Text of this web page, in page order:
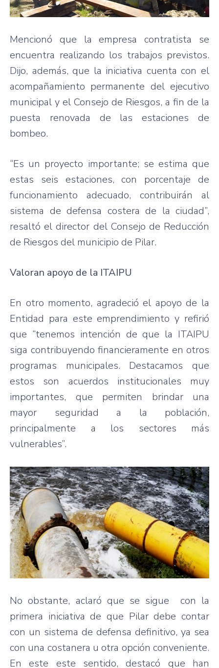
Mencionó que la empresa contratista se
encuentra realizando los trabajos previstos.
Dijo, además, que la iniciativa cuenta con el
acompañamiento permanente del ejecutivo
municipal y el Consejo de Riesgos, a fin de la
puesta renovada de las estaciones de
bombeo.
“Es un proyecto importante; se estima que
estas seis estaciones, con porcentaje de
funcionamiento adecuado, contribuirán al
sistema de defensa costera de la ciudad”,
resaltó el director del Consejo de Reducción
de Riesgos del municipio de Pilar.
Valoran apoyo de la ITAIPU
En otro momento, agradeció el apoyo de la
Entidad para este emprendimiento y refirió
que “tenemos intención de que la ITAIPU
siga contribuyendo financieramente en otros
programas municipales. Destacamos que
estos son acuerdos institucionales muy
importantes, que permiten brindar una
mayor seguridad a la población,
principalmente a los sectores más
vulnerables”.
No obstante, aclaró que se sigue con la
primera iniciativa de que Pilar debe contar
con un sistema de defensa definitivo, ya sea
con una costanera u otra opción conveniente.
En este este sentido, destacó que han